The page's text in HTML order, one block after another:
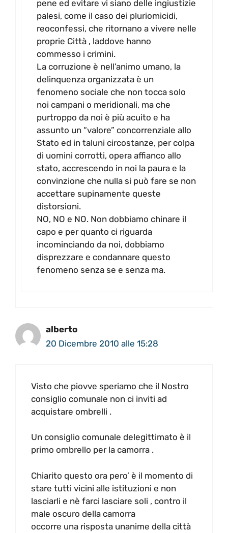
pene ed evitare vi siano delle ingiustizie
palesi, come il caso dei pluriomicidi,
reoconfessi, che ritornano a vivere nelle
proprie Città , laddove hanno
commesso i crimini.
La corruzione è nell’animo umano, la
delinquenza organizzata è un
fenomeno sociale che non tocca solo
noi campani o meridionali, ma che
purtroppo da noi è più acuito e ha
assunto un “valore” concorrenziale allo
Stato ed in taluni circostanze, per colpa
di uomini corrotti, opera affianco allo
stato, accrescendo in noi la paura e la
convinzione che nulla si può fare se non
accettare supinamente queste
distorsioni.
NO, NO e NO. Non dobbiamo chinare il
capo e per quanto ci riguarda
incominciando da noi, dobbiamo
disprezzare e condannare questo
fenomeno senza se e senza ma.
alberto
20 Dicembre 2010 alle 15:28
Visto che piovve speriamo che il Nostro
consiglio comunale non ci inviti ad
acquistare ombrelli .
Un consiglio comunale delegittimato è il
primo ombrello per la camorra .
Chiarito questo ora pero’ è il momento di
stare tutti vicini alle istituzioni e non
lasciarli e nè farci lasciare soli , contro il
male oscuro della camorra
occorre una risposta unanime della città